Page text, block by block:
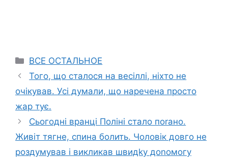
Categories
ВСЕ ОСТАЛЬНОЕ
Того, що сталося на весіллі, ніхто не
очікував. Усі думали, що наречена просто
жар тує.
Сьогодні вранці Поліні стало поrано.
Живіт тягне, спина болить. Чоловік довго не
роздумував і викликав швидkу доnомогу